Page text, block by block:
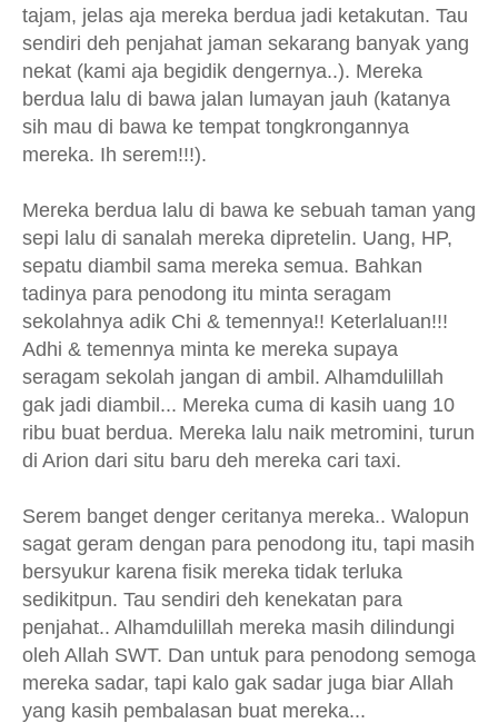
tajam, jelas aja mereka berdua jadi ketakutan. Tau
sendiri deh penjahat jaman sekarang banyak yang
nekat (kami aja begidik dengernya..). Mereka
berdua lalu di bawa jalan lumayan jauh (katanya
sih mau di bawa ke tempat tongkrongannya
mereka. Ih serem!!!).
Mereka berdua lalu di bawa ke sebuah taman yang
sepi lalu di sanalah mereka dipretelin. Uang, HP,
sepatu diambil sama mereka semua. Bahkan
tadinya para penodong itu minta seragam
sekolahnya adik Chi & temennya!! Keterlaluan!!!
Adhi & temennya minta ke mereka supaya
seragam sekolah jangan di ambil. Alhamdulillah
gak jadi diambil... Mereka cuma di kasih uang 10
ribu buat berdua. Mereka lalu naik metromini, turun
di Arion dari situ baru deh mereka cari taxi.
Serem banget denger ceritanya mereka.. Walopun
sagat geram dengan para penodong itu, tapi masih
bersyukur karena fisik mereka tidak terluka
sedikitpun. Tau sendiri deh kenekatan para
penjahat.. Alhamdulillah mereka masih dilindungi
oleh Allah SWT. Dan untuk para penodong semoga
mereka sadar, tapi kalo gak sadar juga biar Allah
yang kasih pembalasan buat mereka...